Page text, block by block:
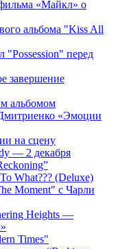
«Майкл» о
альбома "Kiss All
перед
завершение
альбомом
«Эмоции
на сцену
— 2 декабря
What??? (Deluxe)
Moment" с Чарли
Heights —
Times"